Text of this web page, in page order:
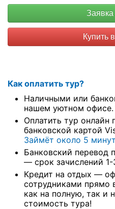
Купить
Как оплатить тур?
Наличными или
нашем уютном
Оплатить тур
банковской картой
Займёт около 5
Банковский перевод
— срок зачислений 1-
Кредит на отдых —
сотрудниками прямо
как на полную, так и
стоимость тура!